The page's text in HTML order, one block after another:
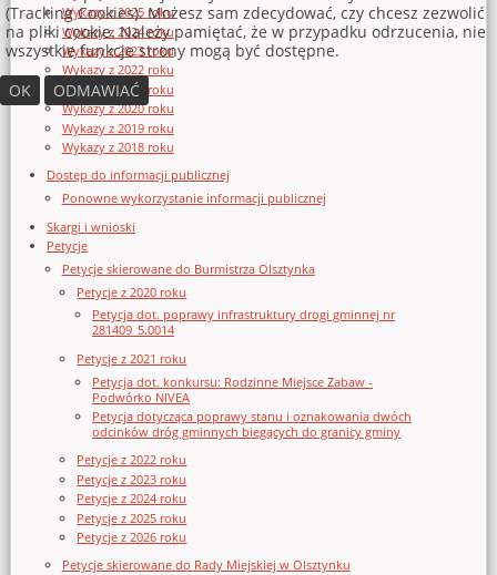
Wykazy z 2025 roku
Wykazy z 2024 roku
Wykazy z 2023 roku
Wykazy z 2022 roku
Wykazy z 2021 roku
Wykazy z 2020 roku
Wykazy z 2019 roku
Wykazy z 2018 roku
Dostęp do informacji publicznej
Ponowne wykorzystanie informacji publicznej
Skargi i wnioski
Petycje
Petycje skierowane do Burmistrza Olsztynka
Petycje z 2020 roku
Petycja dot. poprawy infrastruktury drogi gminnej nr
281409_5.0014
Petycje z 2021 roku
Petycja dot. konkursu: Rodzinne Miejsce Zabaw -
Podwórko NIVEA
Petycja dotycząca poprawy stanu i oznakowania dwóch
odcinków dróg gminnych biegących do granicy gminy
Petycje z 2022 roku
Petycje z 2023 roku
Petycje z 2024 roku
Petycje z 2025 roku
Petycje z 2026 roku
Petycje skierowane do Rady Miejskiej w Olsztynku
(Tracking Cookies). Możesz sam zdecydować, czy chcesz zezwolić
na pliki cookie. Należy pamiętać, że w przypadku odrzucenia, nie
wszystkie funkcje strony mogą być dostępne.
OK
ODMAWIAĆ